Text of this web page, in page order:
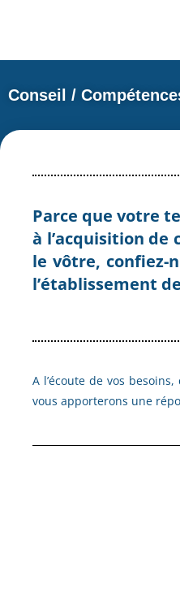
Conseil /
Parce que votre
à l’acquisition de
le vôtre, confiez-
l’établissement
A l’écoute de vos
vous apporterons une